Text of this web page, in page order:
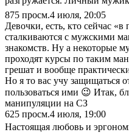
875 просм.4 июля, 20:05
Девочки, есть, кто сейчас
сталкиваются с мужскими
знакомств. Ну а некоторые
проходят курсы по таким
грешат и вообще
Но я то вас учу защищаться
пользоваться ими 😉 Итак,
манипуляции на СЗ
625 просм.4 июля, 19:00
Настоящая любовь и